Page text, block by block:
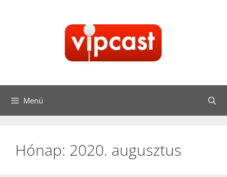
Menü
Hónap: 2020. augusztus